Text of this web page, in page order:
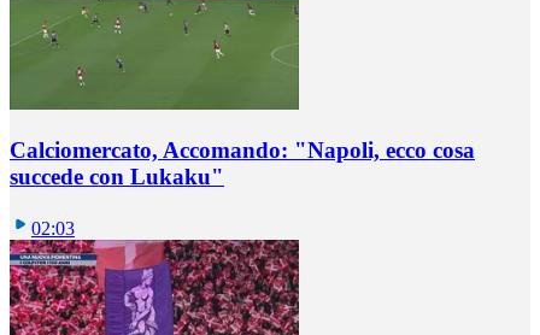
Calciomercato, Accomando: "Napoli, ecco cosa
succede con Lukaku"
02:03